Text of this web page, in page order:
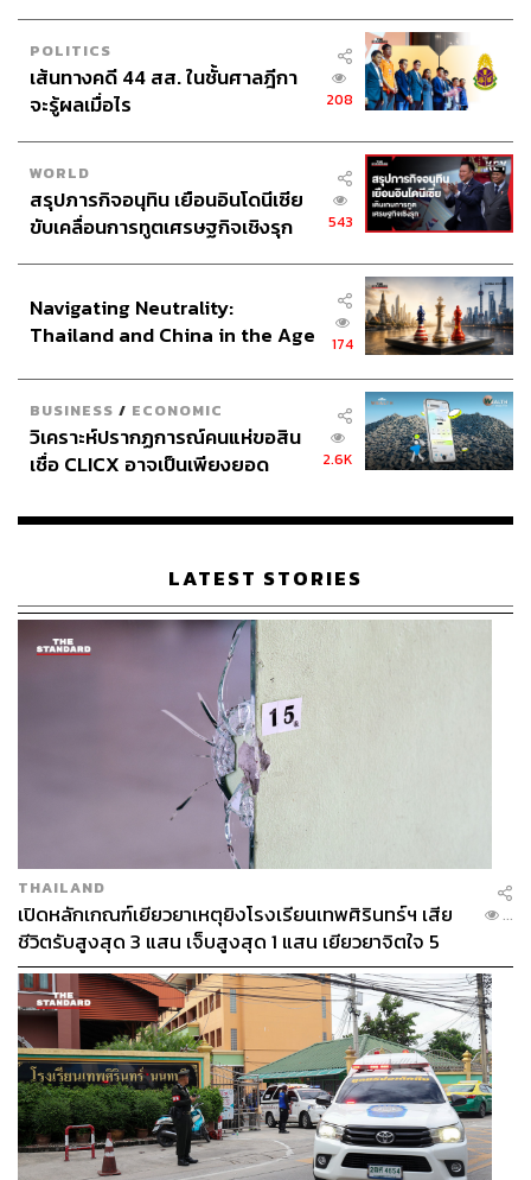
POLITICS
เส้นทางคดี 44 สส. ในชั้นศาลฎีกา
จะรู้ผลเมื่อไร
208
WORLD
สรุปภารกิจอนุทิน เยือนอินโดนีเซีย
ขับเคลื่อนการทูตเศรษฐกิจเชิงรุก
543
Navigating Neutrality:
Thailand and China in the Age
174
BUSINESS / ECONOMIC
วิเคราะห์ปรากฏการณ์คนแห่ขอสิน
เชื่อ CLICX อาจเป็นเพียงยอด
เรือนไทยที่ถูกซุกไว้
2.6K
LATEST STORIES
THAILAND
เปิดหลักเกณฑ์เยียวยาเหตุยิงโรงเรียนเทพศิรินทร์ฯ เสีย
ชีวิตรับสูงสุด 3 แสน เจ็บสูงสุด 1 แสน เยียวยาจิตใจ 5
ระดับ
...